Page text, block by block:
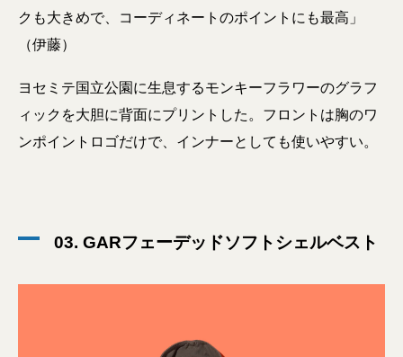
クも大きめで、コーディネートのポイントにも最高」
（伊藤）
ヨセミテ国立公園に生息するモンキーフラワーのグラフ
ィックを大胆に背面にプリントした。フロントは胸のワ
ンポイントロゴだけで、インナーとしても使いやすい。
03. GARフェーデッドソフトシェルベスト